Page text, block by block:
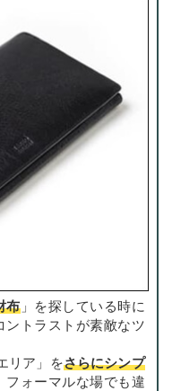
布」を探している時に
ントラストが素敵なツ
リア」をさらにシンプ
フォーマルな場でも違